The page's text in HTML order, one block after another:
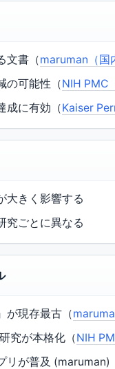
文書（maruman（国
の可能性（NIH PMC
成に有効（Kaiser
大きく影響する
究ごとに異なる
が現存最古（
究が本格化（NIH
リが普及 (maruman)